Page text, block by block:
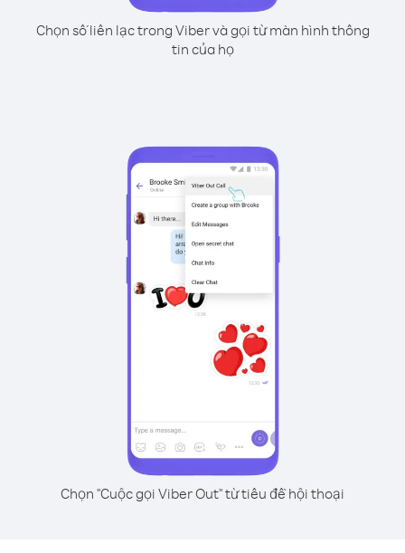
Chọn số liên lạc trong Viber và gọi từ màn hình thông
tin của họ
Chọn "Cuộc gọi Viber Out" từ tiêu đề hội thoại